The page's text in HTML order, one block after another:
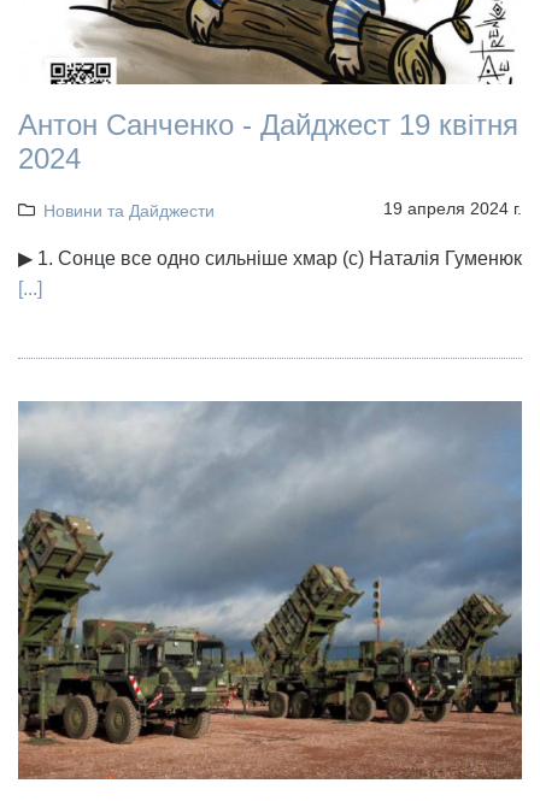
Антон Санченко - Дайджест 19 квітня
2024
Новини та Дайджести 19 апреля 2024 г.
▶ 1. Сонце все одно сильніше хмар (с) Наталія Гуменюк
[...]